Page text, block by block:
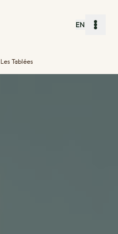
EN
Les Tablées